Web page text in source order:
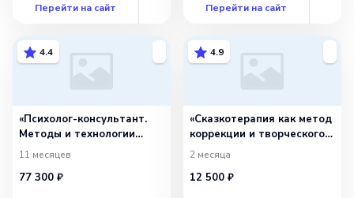
Перейти на сайт Перейти на сайт
4.4
«Психолог-консультант.
Методы и технологии
оказания психологических
услуг населению
и организациям
11 месяцев
77 300 ₽
4.9
«Сказкотерапия как метод
коррекции и творческого
развития детей»
2 месяца
12 500 ₽